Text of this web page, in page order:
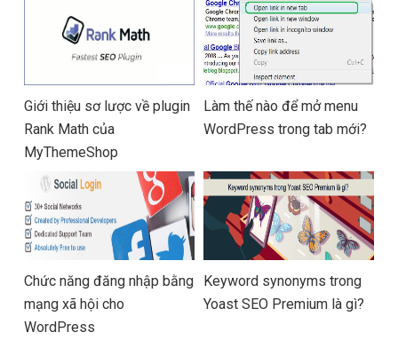
Giới thiệu sơ lược về plugin
Rank Math của
MyThemeShop
Làm thế nào để mở menu
WordPress trong tab mới?
Chức năng đăng nhập bằng
mạng xã hội cho
WordPress
Keyword synonyms trong
Yoast SEO Premium là gì?